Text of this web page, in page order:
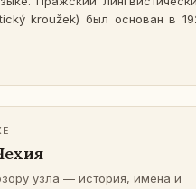
kroužek) был ос­но­ван в
узла — ис­то­рия, имена и